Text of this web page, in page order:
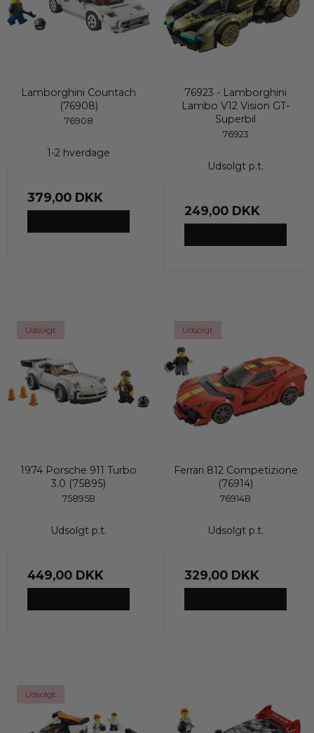
Lamborghini Countach
(76908)
76908
1-2 hverdage
379,00 DKK
76923 - Lamborghini
Lambo V12 Vision GT-
Superbil
76923
Udsolgt p.t.
249,00 DKK
Udsolgt
1974 Porsche 911 Turbo
3.0 (75895)
75895B
Udsolgt p.t.
449,00 DKK
Udsolgt
Ferrari 812 Competizione
(76914)
76914B
Udsolgt p.t.
329,00 DKK
Udsolgt